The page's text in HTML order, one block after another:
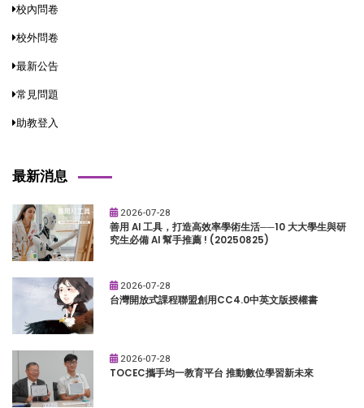
校內問卷
校外問卷
最新公告
常見問題
助教登入
最新消息
2026-07-28
善用 AI 工具，打造高效率學術生活──10 大大學生與研
究生必備 AI 幫手推薦 ! (20250825)
2026-07-28
台灣開放式課程聯盟創用CC4.0中英文版授權書
2026-07-28
TOCEC攜手均一教育平台 推動數位學習新未來